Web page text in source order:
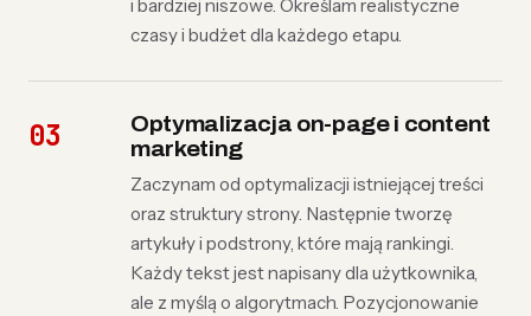
i bardziej niszowe. Określam realistyczne
czasy i budżet dla każdego etapu.
Optymalizacja on-page i content
marketing
Zaczynam od optymalizacji istniejącej treści
oraz struktury strony. Następnie tworzę
artykuły i podstrony, które mają rankingi.
Każdy tekst jest napisany dla użytkownika,
ale z myślą o algorytmach. Pozycjonowanie